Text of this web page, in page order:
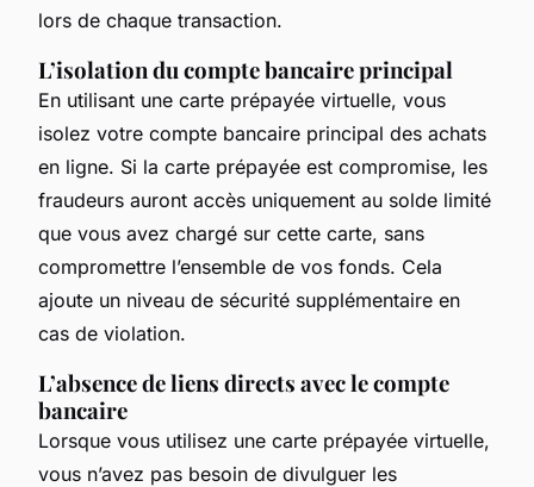
lors de chaque transaction.
L’isolation du compte bancaire principal
En utilisant une carte prépayée virtuelle, vous
isolez votre compte bancaire principal des achats
en ligne. Si la carte prépayée est compromise, les
fraudeurs auront accès uniquement au solde limité
que vous avez chargé sur cette carte, sans
compromettre l’ensemble de vos fonds. Cela
ajoute un niveau de sécurité supplémentaire en
cas de violation.
L’absence de liens directs avec le compte
bancaire
Lorsque vous utilisez une carte prépayée virtuelle,
vous n’avez pas besoin de divulguer les